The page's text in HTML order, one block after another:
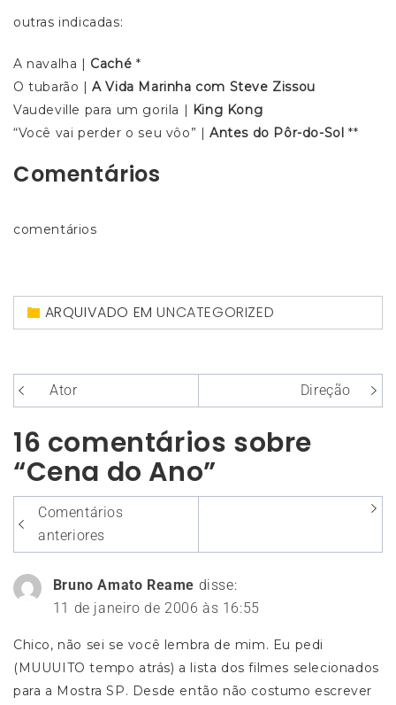
outras indicadas:
A navalha | Caché *
O tubarão |A Vida Marinha com Steve Zissou
Vaudeville para um gorila | King Kong
“Você vai perder o seu vôo” | Antes do Pôr-do-Sol **
Comentários
comentários
ARQUIVADO EMUNCATEGORIZED
Navegação
de
Post
Ator Direção
16 comentários sobre
“Cena do Ano”
Navegação
entre
os
comentários
Comentários
anteriores
Bruno Amato Reame disse:
11 de janeiro de 2006 às 16:55
Chico, não sei se você lembra de mim. Eu pedi
(MUUUITO tempo atrás) a lista dos filmes selecionados
para a Mostra SP. Desde então não costumo escrever